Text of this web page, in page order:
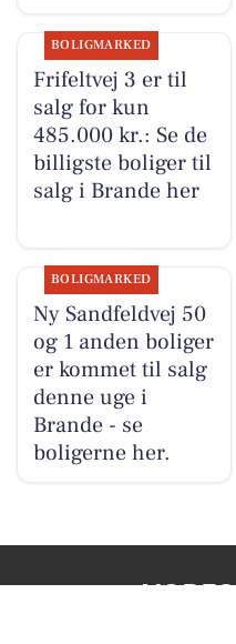
BOLIGMARKED
Frifeltvej 3 er til
salg for kun
485.000 kr.: Se de
billigste boliger til
salg i Brande her
BOLIGMARKED
Ny Sandfeldvej 50
og 1 anden boliger
er kommet til salg
denne uge i
Brande - se
boligerne her.
VORES